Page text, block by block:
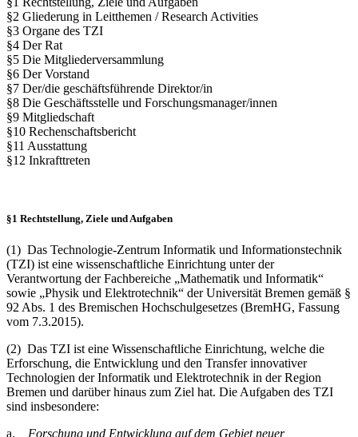
§2 Gliederung in Leitthemen / Research Activities
§3 Organe des TZI
§4 Der Rat
§5 Die Mitgliederversammlung
§6 Der Vorstand
§7 Der/die geschäftsführende Direktor/in
§8 Die Geschäftsstelle und Forschungsmanager/innen
§9 Mitgliedschaft
§10 Rechenschaftsbericht
§11 Ausstattung
§12 Inkrafttreten
§1 Rechtstellung, Ziele und Aufgaben
(1) Das Technologie-Zentrum Informatik und Informationstechnik
(TZI) ist eine wissenschaftliche Einrichtung unter der
Verantwortung der Fachbereiche „Mathematik und Informatik“
sowie „Physik und Elektrotechnik“ der Universität Bremen gemäß §
92 Abs. 1 des Bremischen Hochschulgesetzes (BremHG, Fassung
vom 7.3.2015).
(2) Das TZI ist eine Wissenschaftliche Einrichtung, welche die
Erforschung, die Entwicklung und den Transfer innovativer
Technologien der Informatik und Elektrotechnik in der Region
Bremen und darüber hinaus zum Ziel hat. Die Aufgaben des TZI
sind insbesondere:
a. Forschung und Entwicklung auf dem Gebiet neuer